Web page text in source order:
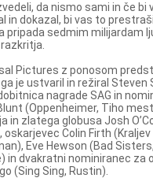
da nismo sami in če bi
in dokazal, bi vas to
pripada sedmim milijardam
razkritja.
Pictures z ponosom
je ustvaril in režiral Steven
nagrade SAG in
(Oppenheimer, Tiho
in zlatega globusa Josh
oskarjevec Colin Firth
Eve Hewson (Bad
in dvakratni nominiranec za
(Sing Sing, Rustin).